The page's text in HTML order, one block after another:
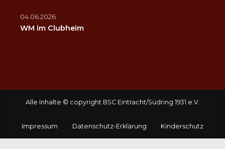
04.06.2026
WM im Clubheim
Alle Inhalte © copyright BSC Eintracht/Südring 1931 e.V.
Impressum Datenschutz-Erklärung Kinderschutz